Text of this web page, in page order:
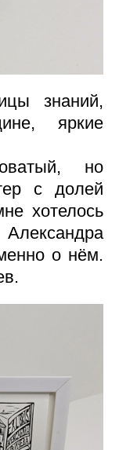
знаний,
яркие
но
с долей
хотелось
о нём.